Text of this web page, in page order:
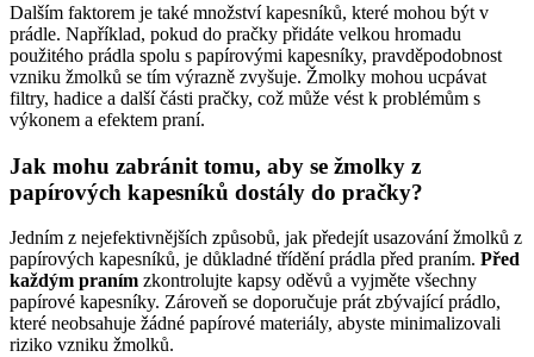
Dalším‍ faktorem⁢ je také množství kapesníků, které⁤ mohou být v
prádle. Například, ⁤pokud⁢ do ⁢pračky přidáte velkou hromadu
použitého prádla spolu ⁣s papírovými ​kapesníky, pravděpodobnost
vzniku žmolků⁢ se tím výrazně zvyšuje. Žmolky mohou ‍ucpávat
filtry, hadice a další části pračky, což⁢ může‍ vést k problémům​ s
výkonem a efektem praní.
Jak mohu zabránit tomu, aby se​ žmolky z
papírových kapesníků dostály do ⁢pračky?
Jedním z nejefektivnějších způsobů, jak předejít⁤ usazování žmolků‌ z
papírových kapesníků, je důkladné třídění prádla před praním. Před ​
každým praním zkontrolujte ‍kapsy oděvů a vyjměte všechny
papírové kapesníky. ⁤Zároveň se doporučuje prát zbývající prádlo,
‌které ⁤neobsahuje žádné papírové ⁢materiály, abyste​ minimalizovali
riziko vzniku žmolků.